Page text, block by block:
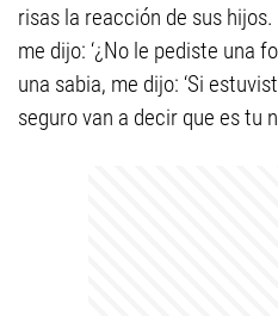
risas la reacción de sus
me dijo: ‘¿No le pediste una
una sabia, me dijo: ‘Si
seguro van a decir que es tu